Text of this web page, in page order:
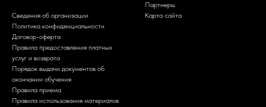
Сведения об организации
Политика конфиденциальности
Договор-оферта
Правила предоставления платных
услуг и возврата
Порядок выдачи документов об
окончании обучения
Правила приема
Правила использования материалов
Партнеры
Карта сайта